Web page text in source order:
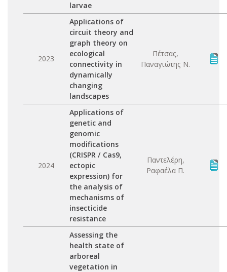
larvae
2023
Applications of
circuit theory and
graph theory on
ecological
connectivity in
dynamically
changing
landscapes
Πέτσας,
Παναγιώτης Ν.
2024
Applications of
genetic and
genomic
modifications
(CRISPR / Cas9,
ectopic
expression) for
the analysis of
mechanisms of
insecticide
resistance
Παντελέρη,
Ραφαέλα Π.
Assessing the
health state of
arboreal
vegetation in